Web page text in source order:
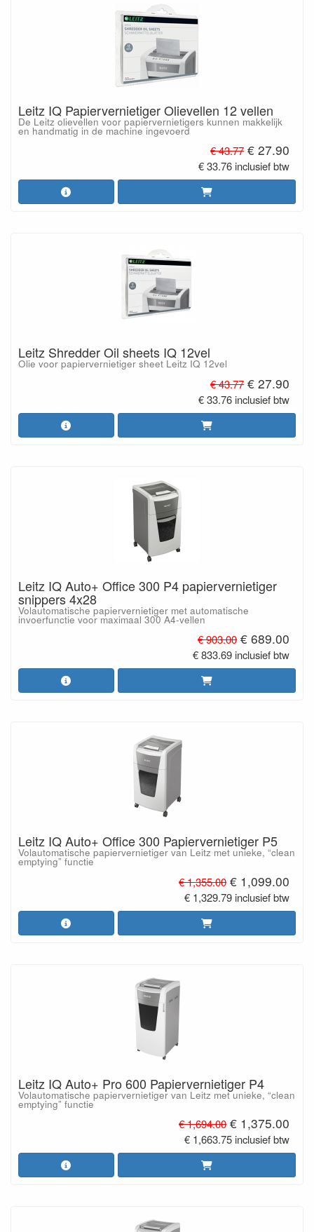
Leitz IQ Papiervernietiger Olievellen 12 vellen
De Leitz olievellen voor papiervernietigers kunnen makkelijk
en handmatig in de machine ingevoerd
€ 43.77 € 27.90
€ 33.76 inclusief btw
Leitz Shredder Oil sheets IQ 12vel
Olie voor papiervernietiger sheet Leitz IQ 12vel
€ 43.77 € 27.90
€ 33.76 inclusief btw
Leitz IQ Auto+ Office 300 P4 papiervernietiger
snippers 4x28
Volautomatische papiervernietiger met automatische
invoerfunctie voor maximaal 300 A4-vellen
€ 903.00 € 689.00
€ 833.69 inclusief btw
Leitz IQ Auto+ Office 300 Papiervernietiger P5
Volautomatische papiervernietiger van Leitz met unieke, “clean
emptying” functie
€ 1,355.00 € 1,099.00
€ 1,329.79 inclusief btw
Leitz IQ Auto+ Pro 600 Papiervernietiger P4
Volautomatische papiervernietiger van Leitz met unieke, “clean
emptying” functie
€ 1,694.00 € 1,375.00
€ 1,663.75 inclusief btw